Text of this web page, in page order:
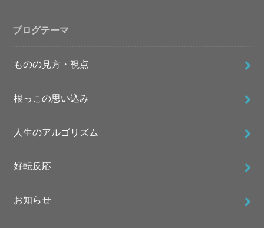
ブログテーマ
ものの見方・視点
根っこの思い込み
人生のアルゴリズム
好転反応
お知らせ